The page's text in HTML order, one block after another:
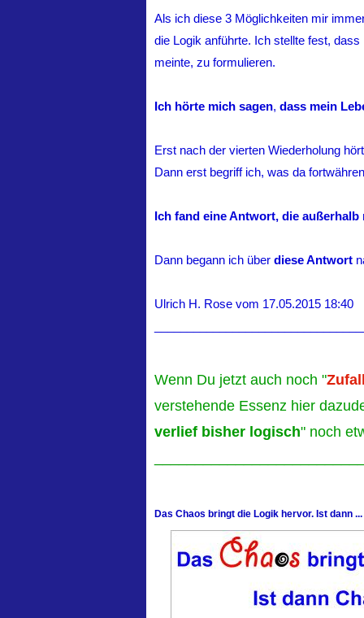
Als ich diese 3 Möglichkeiten mir
die Logik anführte. Ich stellte fest,
meinte, zu formulieren.
Ich hörte mich sagen, dass mein
Erst nach der vierten Wiederholung
Dann erst begriff ich, was da
Ich fand eine Antwort, die
Dann begann ich über diese Antwort
Ulrich H. Rose vom 17.05.2015 18:40
Wenn Du jetzt auch noch "
verstehende Essenz hier
verlief bisher logisch" noch
Das Chaos bringt die Logik hervor. Ist dann ...